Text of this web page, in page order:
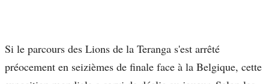
Si le parcours des Lions de la Teranga s'est arrêté
préocement en seizièmes de finale face à la Belgique, cette